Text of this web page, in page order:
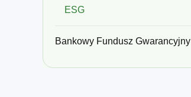
ESG
Bankowy Fundusz Gwarancyjny